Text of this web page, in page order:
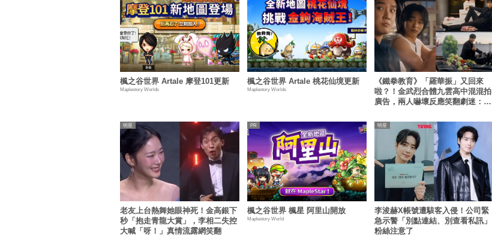
楓之谷世界 Artale 摩登101更新
Maplestory Worlds
楓之谷世界 Artale 桃花仙境更新
Maplestory Worlds
《鐵拳教育》「羅華振」又回來
啦？！金武烈合體九雲高中混混拍
廣告，兩人嚇壞反應笑翻劇迷：根
老友上台熱舞她眼神死！金高銀下
秒「抱走青龍大賞」，李相二失控
大喊「呀！」真情流露網笑翻
明星
楓之谷世界 楓星 阿里山開放
Maplestory World
李浚赫X帳號遭駭客入侵！公司緊
急示警「別點連結、別查看私訊」
粉絲注意了
明星